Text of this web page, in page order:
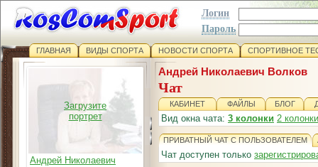
Логин
Пароль
ГЛАВНАЯ ВИДЫ СПОРТА НОВОСТИ СПОРТА СПОРТИВНОЕ
Загрузите
портрет
Андрей Николаевич
Андрей Николаевич Волков
Чат
КАБИНЕТ ФАЙЛЫ БЛОГ
Вид окна чата: 3 колонки 2 колонки
ПРИВАТНЫЙ ЧАТ С ПОЛЬЗОВАТЕЛЕМ
Чат доступен только